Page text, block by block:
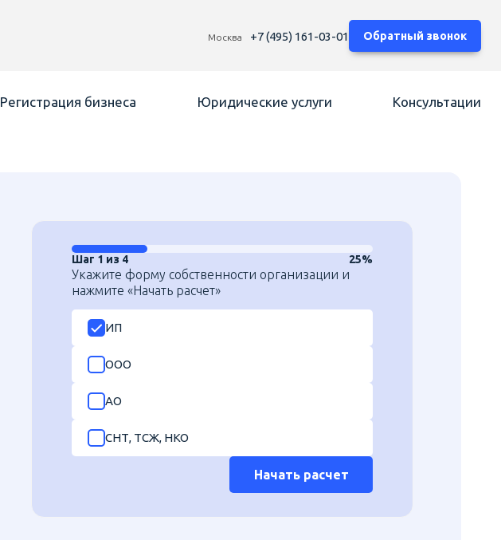
Москва +7 (495) 161-03-01 Обратный звонок
Регистрация бизнеса Юридические услуги Консультации
Шаг 1 из 4 25%
Укажите форму собственности организации и
нажмите «Начать расчет»
ИП
ООО
АО
СНТ, ТСЖ, НКО
Начать расчет